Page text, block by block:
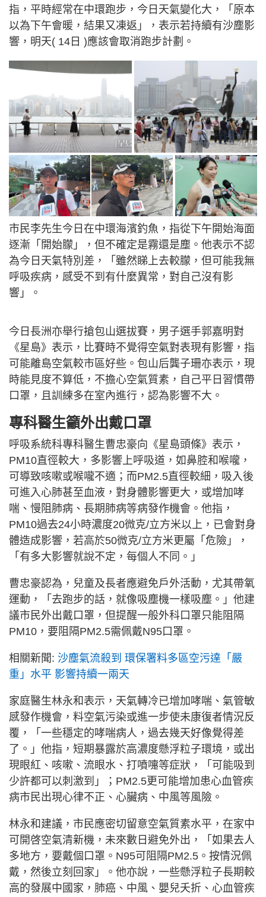
指，平時經常在中環跑步，今日天氣變化大，「原本
以為下午會暖，結果又凍返」，表示若持續有沙塵影
響，明天( 14日 )應該會取消跑步計劃。
市民李先生今日在中環海濱釣魚，指從下午開始海面
逐漸「開始朦」，但不確定是霧還是塵。他表示不認
為今日天氣特別差，「雖然睇上去較朦，但可能我無
呼吸疾病，感受不到有什麼異常，對自己沒有影
響」。
今日長洲亦舉行搶包山選拔賽，男子選手郭嘉明對
《星島》表示，比賽時不覺得空氣對表現有影響，指
可能離島空氣較市區好些。包山后龔子珊亦表示，現
時能見度不算低，不擔心空氣質素，自己平日習慣帶
口罩，且訓練多在室內進行，認為影響不大。
專科醫生籲外出戴口罩
呼吸系統科專科醫生曹忠豪向《星島頭條》表示，
PM10直徑較大，多影響上呼吸道，如鼻腔和喉嚨，
可導致咳嗽或喉嚨不適；而PM2.5直徑較細，吸入後
可進入心肺甚至血液，對身體影響更大，或增加哮
喘、慢阻肺病、長期肺病等病發作機會。他指，
PM10過去24小時濃度20微克/立方米以上，已會對身
體造成影響，若高於50微克/立方米更屬「危險」，
「有多大影響就說不定，每個人不同。」
曹忠豪認為，兒童及長者應避免戶外活動，尤其帶氧
運動，「去跑步的話，就像吸塵機一樣吸塵。」他建
議市民外出戴口罩，但提醒一般外科口罩只能阻隔
PM10，要阻隔PM2.5需佩戴N95口罩。
相關新聞: 沙塵氣流殺到 環保署料多區空污達「嚴
重」水平 影響持續一兩天
家庭醫生林永和表示，天氣轉冷已增加哮喘、氣管敏
感發作機會，料空氣污染或進一步使未康復者情況反
覆，「一些穩定的哮喘病人，過去幾天好像覺得差
了。」他指，短期暴露於高濃度懸浮粒子環境，或出
現眼紅、咳嗽、流眼水、打噴嚏等症狀，「可能吸到
少許都可以刺激到」；PM2.5更可能增加患心血管疾
病市民出現心律不正、心臟病、中風等風險。
林永和建議，市民應密切留意空氣質素水平，在家中
可開啓空氣清新機，未來數日避免外出，「如果去人
多地方，要戴個口罩。N95可阻隔PM2.5。按情況佩
戴，然後立刻回家」。他亦說，一些懸浮粒子長期較
高的發展中國家，肺癌、中風、嬰兒夭折、心血管疾